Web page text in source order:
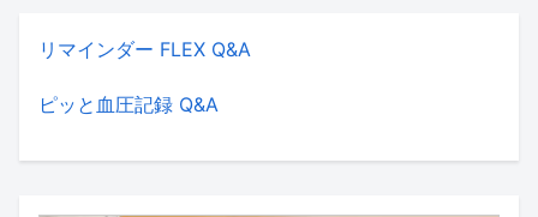
リマインダー FLEX Q&A
ピッと血圧記録 Q&A